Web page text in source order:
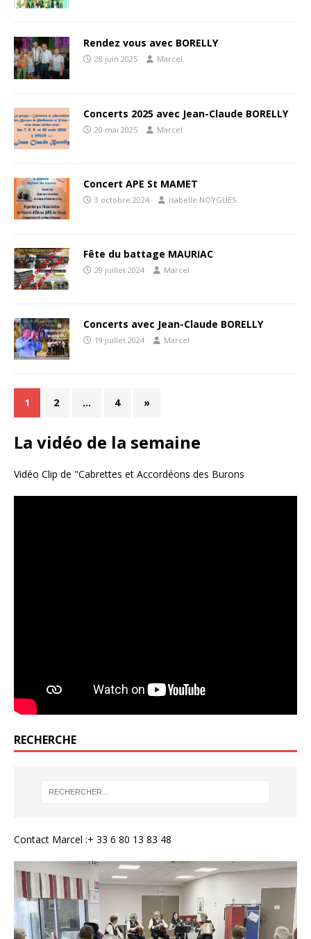
Rendez vous avec BORELLY
28 juin 2025 Marcel
Concerts 2025 avec Jean-Claude BORELLY
20 mai 2025 Marcel
Concert APE St MAMET
3 octobre 2024 Isabelle NOYGUES
Fête du battage MAURIAC
29 juillet 2024 Marcel
Concerts avec Jean-Claude BORELLY
19 juillet 2024 Marcel
1 2 … 4 »
La vidéo de la semaine
Vidéo Clip de "Cabrettes et Accordéons des Burons
RECHERCHE
Contact Marcel :+ 33 6 80 13 83 48